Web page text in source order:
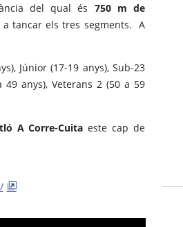
del qual és 750 m de
a tancar els tres segments. A
Júnior (17-19 anys), Sub-23
49 anys), Veterans 2 (50 a 59
A Corre-Cuita este cap de